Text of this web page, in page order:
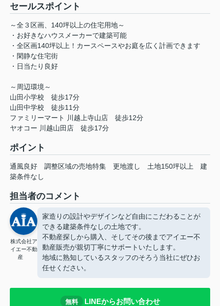
セールスポイント
～全３区画、140坪以上の住宅用地～
・お好きなハウスメーカーで建築可能
・全区画140坪以上！カースペースやお庭を広く計画できます
・閑静な住宅街
・日当たり良好
～周辺環境～
山田小学校 徒歩17分
山田中学校 徒歩11分
ファミリーマート 川越上寺山店 徒歩12分
ヤオコー 川越山田店 徒歩17分
ポイント
通風良好 調整区域の売地特集 更地渡し 土地150坪以上
建
築条件なし
担当者のコメント
株式会社ア
イエー不動
産
家造りの設計やデザインなど自由にこだわることが
できる建築条件なしの土地です。
不動産探しから購入、そしてその後までアイエー不
動産販売が親切丁寧にサポートいたします。
地域に熟知しているスタッフのそろう当社にぜひお
任せください。
無料 LINEからお問い合わせ